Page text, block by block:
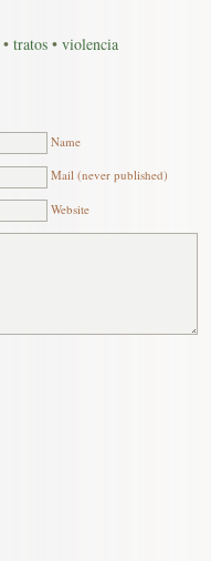
• tratos • violencia
Name
Mail (never published)
Website